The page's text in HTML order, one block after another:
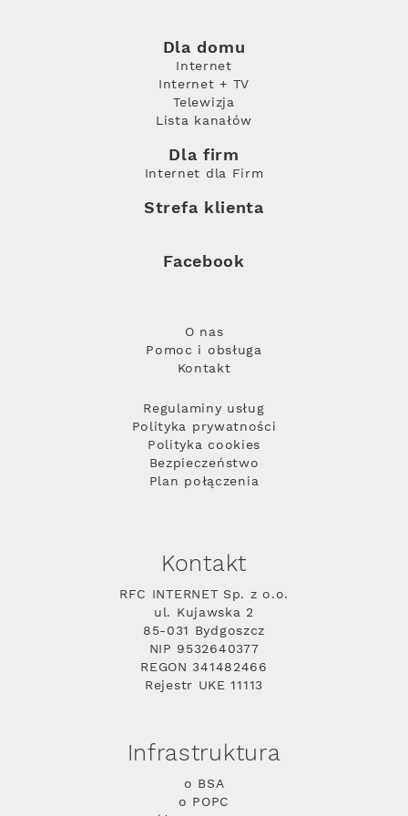
Dla domu
Internet
Internet + TV
Telewizja
Lista kanałów
Dla firm
Internet dla Firm
Strefa klienta
Facebook
O nas
Pomoc i obsługa
Kontakt
Regulaminy usług
Polityka prywatności
Polityka cookies
Bezpieczeństwo
Plan połączenia
Kontakt
RFC INTERNET Sp. z o.o.
ul. Kujawska 2
85-031 Bydgoszcz
NIP 9532640377
REGON 341482466
Rejestr UKE 11113
Infrastruktura
o BSA
o POPC